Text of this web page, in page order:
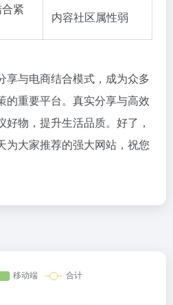
紧
内容社区属性弱
享与电商结合模式，成为众多
的重要平台。真实分享与高效
物，提升生活品质。好了，
为大家推荐的强大网站，祝您